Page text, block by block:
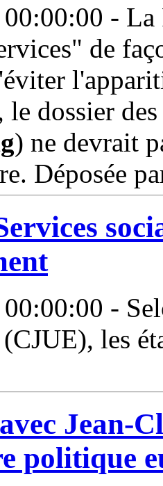
- La
de
le dossier
) ne devrait
Déposée
-
les
Jean-
politique